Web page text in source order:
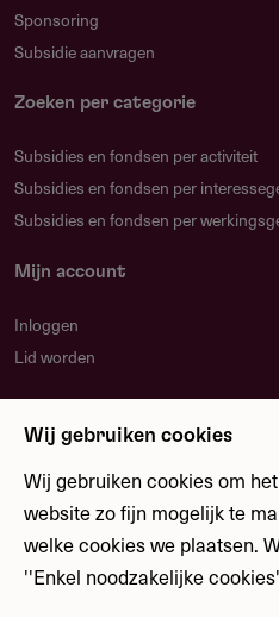
Sponsoring
Subsidie aanvragen
Zoeken per categorie
Subsidies en fondsen per activiteit
Subsidies en fondsen per
Subsidies en fondsen per
Mijn account
Inloggen
Lid worden
Blijf op de hoogte over nieuwe
fondsen
Meld je aan
Wij gebruiken cookies
Wij gebruiken cookies om
website zo fijn mogelijk te
welke cookies we plaatsen.
''Enkel noodzakelijke